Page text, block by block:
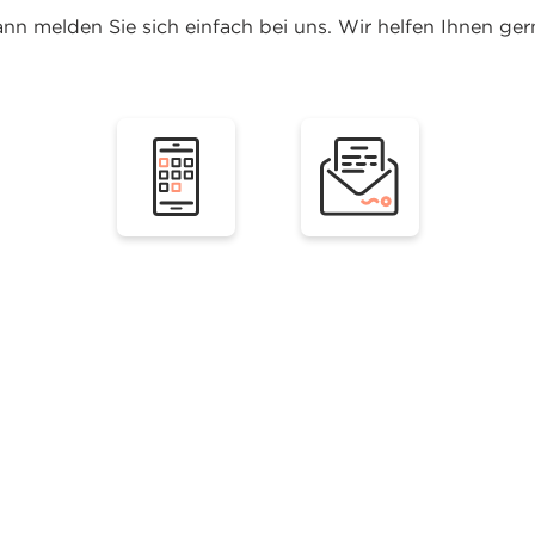
melden Sie sich einfach bei uns. Wir helfen Ihnen